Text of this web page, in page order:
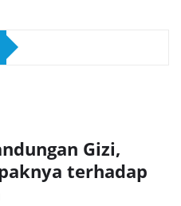
Gizi,
terhadap